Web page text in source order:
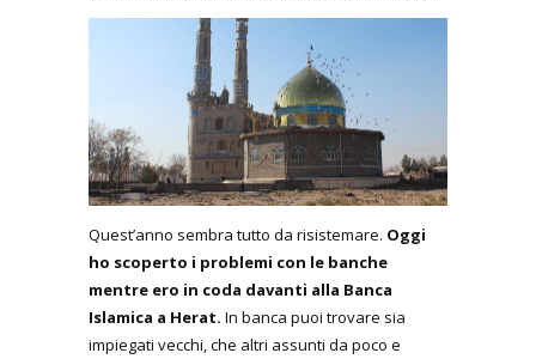
Quest’anno sembra tutto da risistemare. Oggi
ho scoperto i problemi con le banche
mentre ero in coda davanti alla Banca
Islamica a Herat. In banca puoi trovare sia
impiegati vecchi, che altri assunti da poco e